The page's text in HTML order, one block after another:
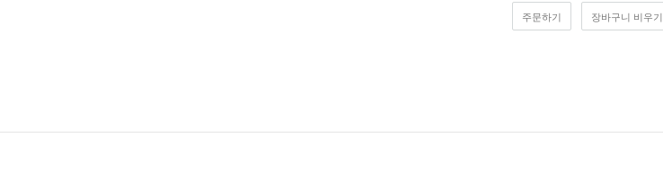
주문하기 장바구니 비우기